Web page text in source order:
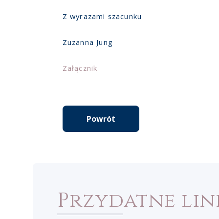
Z wyrazami szacunku
Zuzanna Jung
Załącznik
Powrót
Przydatne